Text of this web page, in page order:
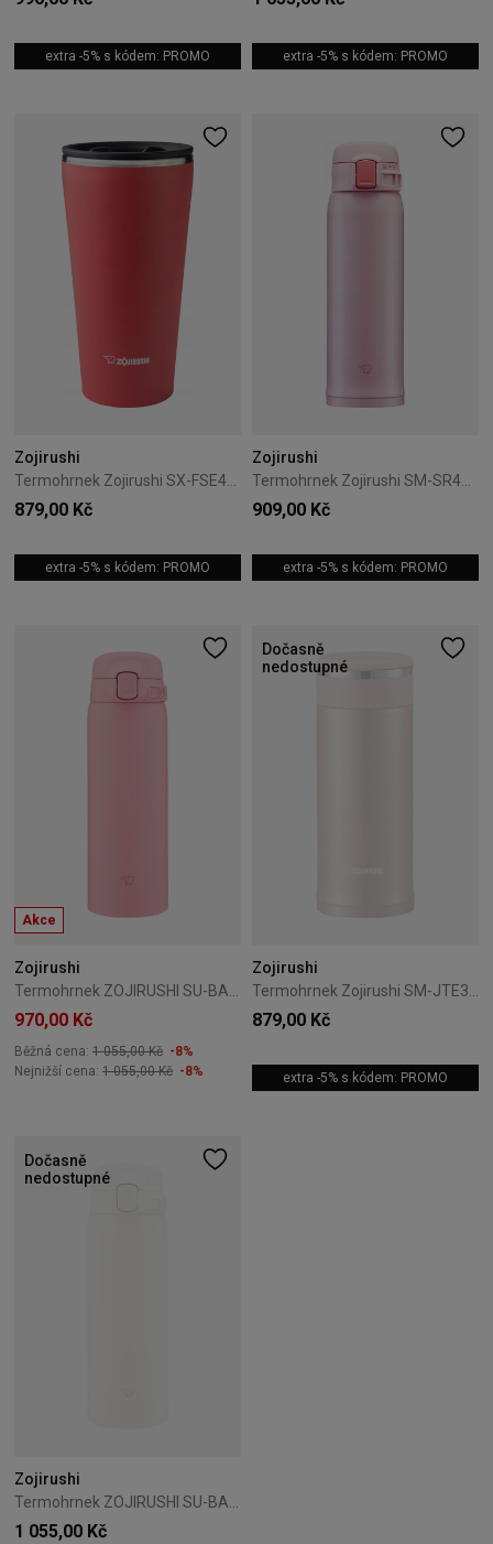
extra -5% s kódem: PROMO extra -5% s kódem: PROMO
Zojirushi
879,00 Kč
extra -5% s kódem: PROMO
Zojirushi
909,00 Kč
extra -5% s kódem: PROMO
Akce
Zojirushi
970,00 Kč
Běžná cena: 1 055,00 Kč -8%
Nejnižší cena: 1 055,00 Kč -8%
Dočasně
nedostupné
Zojirushi
879,00 Kč
extra -5% s kódem: PROMO
Dočasně
nedostupné
Zojirushi
1 055,00 Kč